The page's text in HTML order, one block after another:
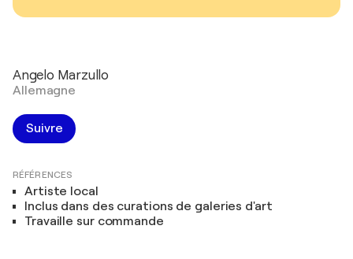
Angelo Marzullo
Allemagne
Suivre
RÉFÉRENCES
Artiste local
Inclus dans des curations de galeries d'art
Travaille sur commande